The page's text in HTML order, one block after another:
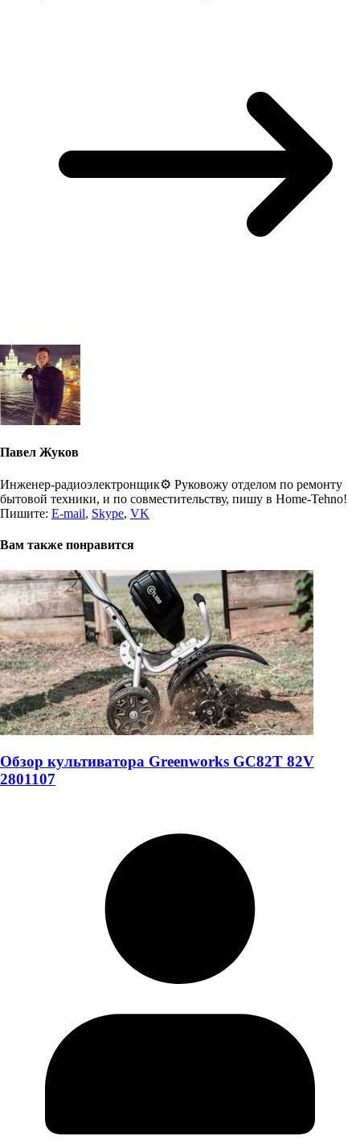
Павел Жуков
Инженер-радиоэлектронщик⚙️ Руковожу отделом по ремонту
бытовой техники, и по совместительству, пишу в Home-Tehno!
Пишите: E-mail, Skype, VK
Вам также понравится
Обзор культиватора Greenworks GC82T 82V
2801107